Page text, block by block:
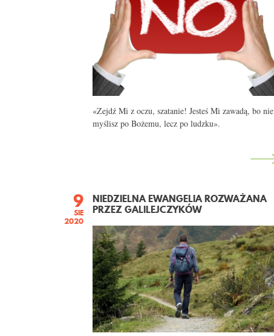
«Zejdź Mi z oczu, szatanie! Jesteś Mi zawadą, bo nie
myślisz po Bożemu, lecz po ludzku».
9
SIE
2020
NIEDZIELNA EWANGELIA ROZWAŻANA
PRZEZ GALILEJCZYKÓW